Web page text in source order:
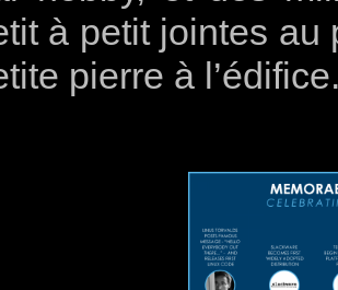
à petit jointes au
pierre à